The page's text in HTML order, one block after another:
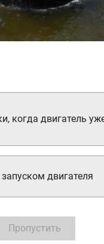
двигателя
когда двигатель
Пропустить